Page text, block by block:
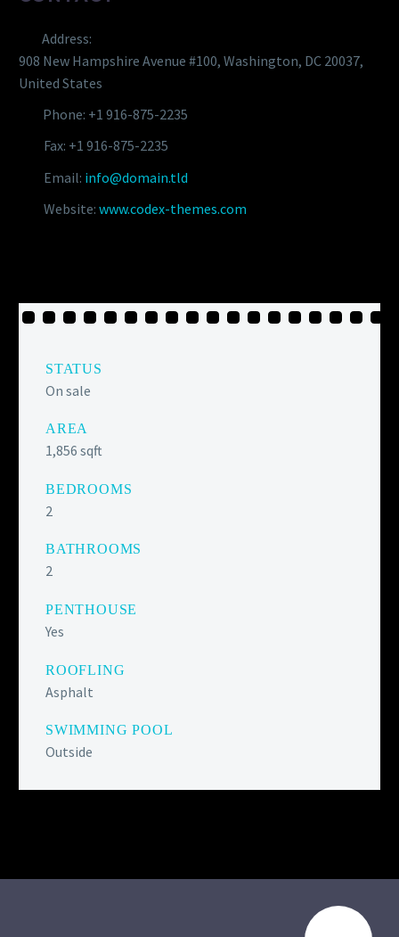
Address:
908 New Hampshire Avenue #100, Washington, DC 20037,
United States
Phone: +1 916-875-2235
Fax: +1 916-875-2235
Email: info@domain.tld
Website: www.codex-themes.com
STATUS
On sale
AREA
1,856 sqft
BEDROOMS
2
BATHROOMS
2
PENTHOUSE
Yes
ROOFLING
Asphalt
SWIMMING POOL
Outside